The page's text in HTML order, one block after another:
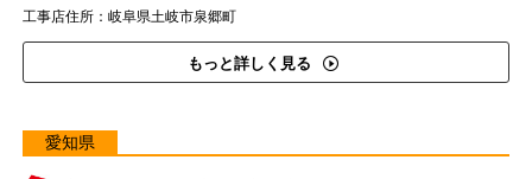
工事店住所：岐阜県土岐市泉郷町
もっと詳しく見る
愛知県